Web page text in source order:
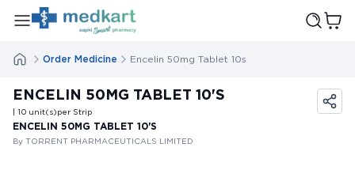
Order Medicine Encelin 50mg Tablet 10s
ENCELIN 50MG TABLET 10'S
| 10 unit(s)per Strip
ENCELIN 50MG TABLET 10'S
By TORRENT PHARMACEUTICALS LIMITED